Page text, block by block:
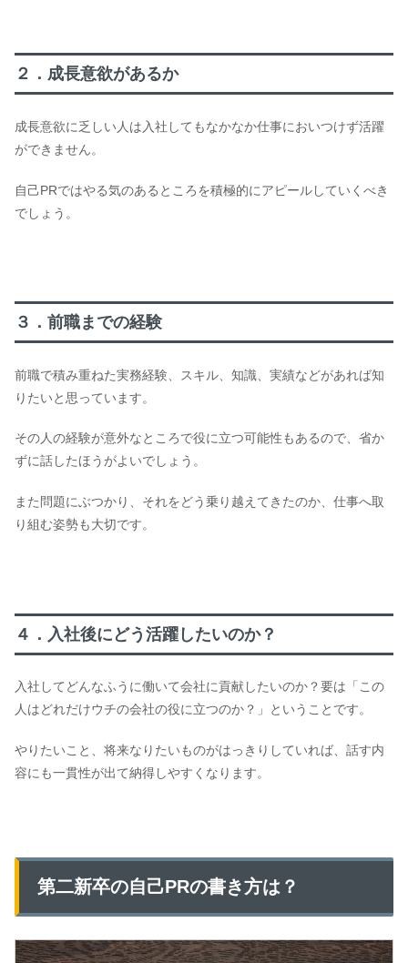
２．成長意欲があるか
成長意欲に乏しい人は入社してもなかなか仕事においつけず活躍
ができません。
自己PRではやる気のあるところを積極的にアピールしていくべき
でしょう。
３．前職までの経験
前職で積み重ねた実務経験、スキル、知識、実績などがあれば知
りたいと思っています。
その人の経験が意外なところで役に立つ可能性もあるので、省か
ずに話したほうがよいでしょう。
また問題にぶつかり、それをどう乗り越えてきたのか、仕事へ取
り組む姿勢も大切です。
４．入社後にどう活躍したいのか？
入社してどんなふうに働いて会社に貢献したいのか？要は「この
人はどれだけウチの会社の役に立つのか？」ということです。
やりたいこと、将来なりたいものがはっきりしていれば、話す内
容にも一貫性が出て納得しやすくなります。
第二新卒の自己PRの書き方は？